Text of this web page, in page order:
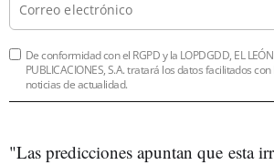
De conformidad con el RGPD y la LOPDGDD, EL
PUBLICACIONES, S.A. tratará los datos facilitados
noticias de actualidad.
"Las predicciones apuntan que esta